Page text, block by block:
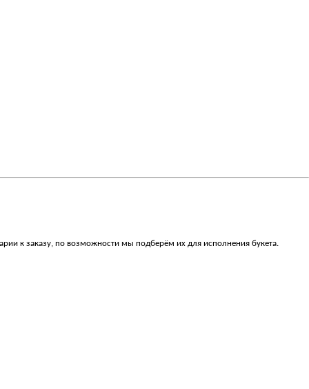
к заказу, по возможности мы подберём их для исполнения букета.